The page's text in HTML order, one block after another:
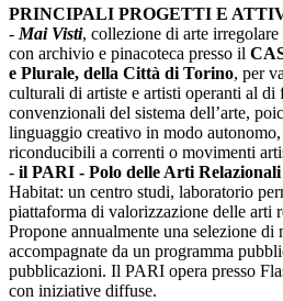
PRINCIPALI PROGETTI E
- Mai Visti, collezione di arte
con archivio e pinacoteca presso il
e Plurale, della Città di Torino, per
culturali di artiste e artisti operanti al di
convenzionali del sistema dell’arte,
linguaggio creativo in modo
riconducibili a correnti o movimenti
- il PARI - Polo delle Arti
Habitat: un centro studi, laboratorio
piattaforma di valorizzazione delle arti
Propone annualmente una selezione di
accompagnate da un programma
pubblicazioni. Il PARI opera presso
con iniziative diffuse.